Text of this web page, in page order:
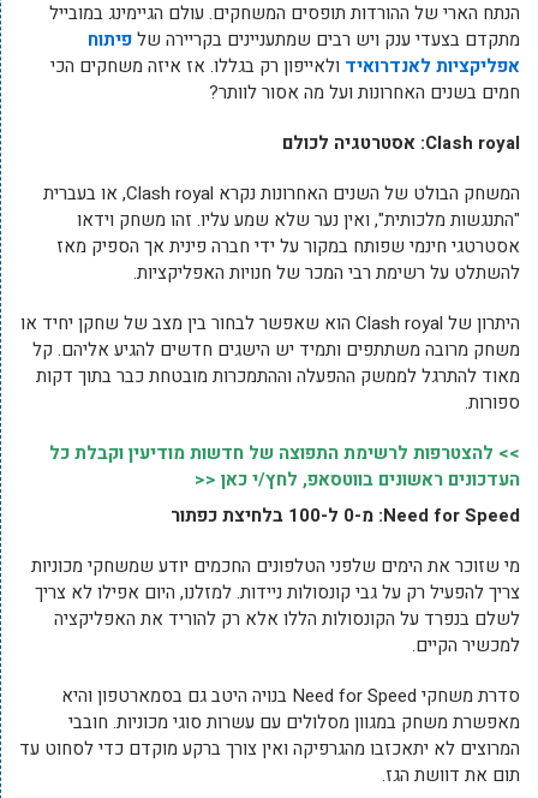
הנתח הארי של ההורדות תופסים המשחקים. עולם הגיימינג במובייל
מתקדם בצעדי ענק ויש רבים שמתעניינים בקריירה שלפיתוח
אפליקציות לאנדרואיד ולאייפון רק בגללו. אז איזה משחקים הכי
חמים בשנים האחרונות ועל מה אסור לוותר?
Clash royal: אסטרטגיה לכולם
המשחק הבולט של השנים האחרונות נקרא Clash royal, או בעברית
"התנגשות מלכותית", ואין נער שלא שמע עליו. זהו משחק וידאו
אסטרטגי חינמי שפותח במקור על ידי חברה פינית אך הספיק מאז
להשתלט על רשימת רבי המכר של חנויות האפליקציות.
היתרון של Clash royal הוא שאפשר לבחור בין מצב של שחקן יחיד או
משחק מרובה משתתפים ותמיד יש הישגים חדשים להגיע אליהם. קל
מאוד להתרגל לממשק ההפעלה וההתמכרות מובטחת כבר בתוך דקות
ספורות.
>> להצטרפות לרשימת התפוצה של חדשות מודיעין וקבלת כל
העדכונים ראשונים בווטסאפ, לחץ/י כאן <<
Need for Speed: מ-0 ל-100 בלחיצת כפתור
מי שזוכר את הימים שלפני הטלפונים החכמים יודע שמשחקי מכוניות
צריך להפעיל רק על גבי קונסולות ניידות. למזלנו, היום אפילו לא צריך
לשלם בנפרד על הקונסולות הללו אלא רק להוריד את האפליקציה
למכשיר הקיים.
סדרת משחקי Need for Speed בנויה היטב גם בסמארטפון והיא
מאפשרת משחק במגוון מסלולים עם עשרות סוגי מכוניות. חובבי
המרוצים לא יתאכזבו מהגרפיקה ואין צורך ברקע מוקדם כדי לסחוט עד
תום את דוושת הגז.